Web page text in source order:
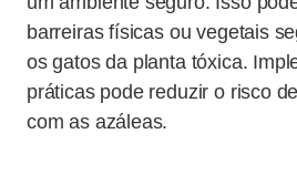
barreiras físicas ou vegetais
os gatos da planta tóxica.
práticas pode reduzir o risco
com as azáleas.